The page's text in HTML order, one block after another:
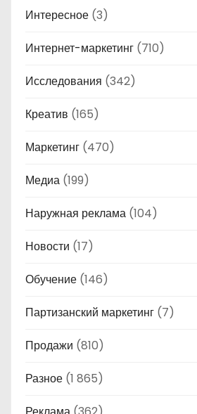
Интересное (3)
Интернет-маркетинг (710)
Исследования (342)
Креатив (165)
Маркетинг (470)
Медиа (199)
Наружная реклама (104)
Новости (17)
Обучение (146)
Партизанский маркетинг (7)
Продажи (810)
Разное (1 865)